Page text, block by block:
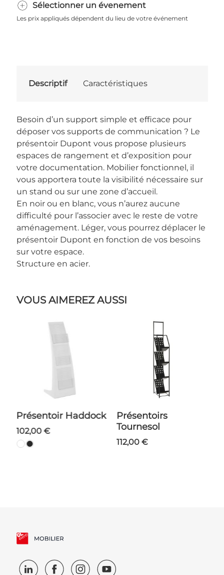
Sélectionner un évenement
Les prix appliqués dépendent du lieu de votre événement
Descriptif Caractéristiques
Besoin d’un support simple et efficace pour
déposer vos supports de communication ? Le
présentoir Dupont vous propose plusieurs
espaces de rangement et d’exposition pour
votre documentation. Mobilier fonctionnel, il
vous apportera toute la visibilité nécessaire sur
un stand ou sur une zone d’accueil.
En noir ou en blanc, vous n’aurez aucune
difficulté pour l’associer avec le reste de votre
aménagement. Léger, vous pourrez déplacer le
présentoir Dupont en fonction de vos besoins
sur votre espace.
Structure en acier.
VOUS AIMEREZ AUSSI
Présentoir Haddock
102,00 €
Présentoirs
Tournesol
112,00 €